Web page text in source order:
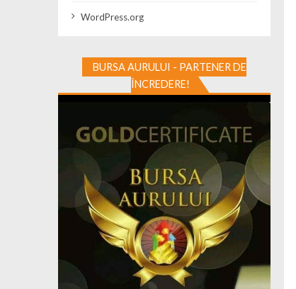
WordPress.org
BURSA AURULUI - PARTENER DE
ÎNCREDERE!